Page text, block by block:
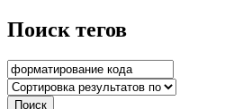
Поиск тегов